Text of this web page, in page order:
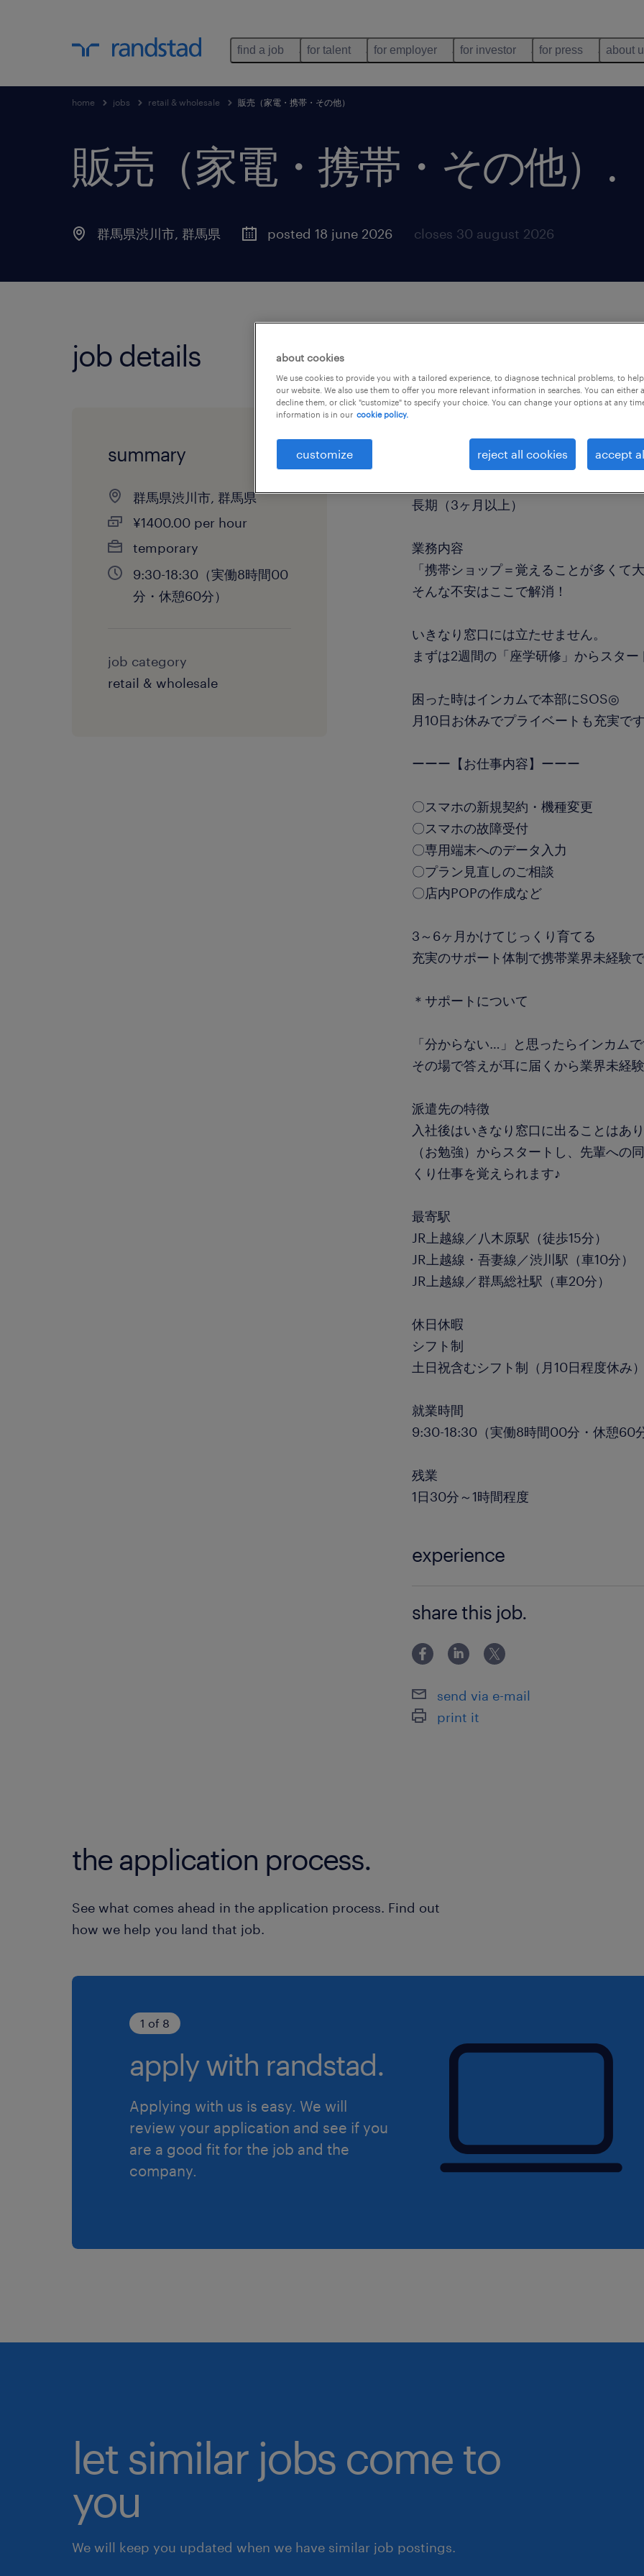
find a job for talent for employer for investor for press about
home jobs retail & wholesale 販売（家電・携帯・その他）
販売（家電・携帯・その他） .
群馬県渋川市, 群馬県 posted 18 june 2026 closes 30 august 2026
job details
summary
群馬県渋川市, 群馬県
¥1400.00 per hour
temporary
9:30-18:30（実働8時間00
分・休憩60分）
job category
retail & wholesale
販売（家電・携帯・その他）
長期（3ヶ月以上）
業務内容
「携帯ショップ＝覚えることが多くて大
そんな不安はここで解消！
いきなり窓口には立たせません。
まずは2週間の「座学研修」からスター
困った時はインカムで本部にSOS◎
月10日お休みでプライベートも充実で
ーーー【お仕事内容】ーーー
〇スマホの新規契約・機種変更
〇スマホの故障受付
〇専用端末へのデータ入力
〇プラン見直しのご相談
〇店内POPの作成など
3～6ヶ月かけてじっくり育てる
充実のサポート体制で携帯業界未経験
＊サポートについて
「分からない…」と思ったらインカムで
その場で答えが耳に届くから業界未経
派遣先の特徴
入社後はいきなり窓口に出ることはあ
（お勉強）からスタートし、先輩への
くり仕事を覚えられます♪
最寄駅
JR上越線／八木原駅（徒歩15分）
JR上越線・吾妻線／渋川駅（車10分）
JR上越線／群馬総社駅（車20分）
休日休暇
シフト制
土日祝含むシフト制（月10日程度休み）
就業時間
9:30-18:30（実働8時間00分・休憩60分
残業
1日30分～1時間程度
experience
share this job.
send via e-mail
print it
the application process.
See what comes ahead in the application process. Find out
how we help you land that job.
1 of 8
apply with randstad.
Applying with us is easy. We will
review your application and see if you
are a good fit for the job and the
company.
let similar jobs come to
you
We will keep you updated when we have similar job postings.
about cookies
We use cookies to provide you with a tailored experience, to diagnose technical problems, to
our website. We also use them to offer you more relevant information in searches. You can either
decline them, or click "customize" to specify your choice. You can change your options at any
information is in our cookie policy.
customize reject all cookies accept